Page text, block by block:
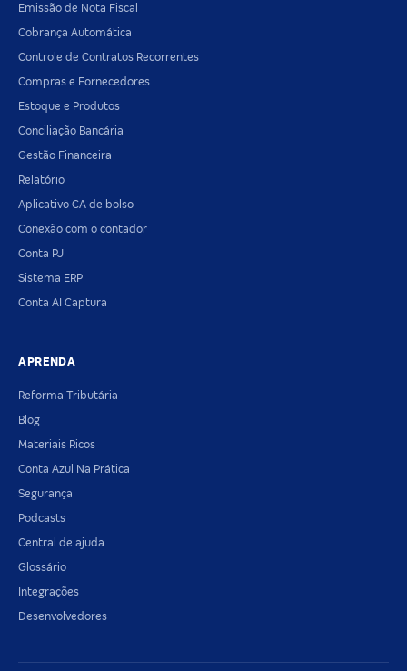
Emissão de Nota Fiscal
Cobrança Automática
Controle de Contratos Recorrentes
Compras e Fornecedores
Estoque e Produtos
Conciliação Bancária
Gestão Financeira
Relatório
Aplicativo CA de bolso
Conexão com o contador
Conta PJ
Sistema ERP
Conta AI Captura
APRENDA
Reforma Tributária
Blog
Materiais Ricos
Conta Azul Na Prática
Segurança
Podcasts
Central de ajuda
Glossário
Integrações
Desenvolvedores